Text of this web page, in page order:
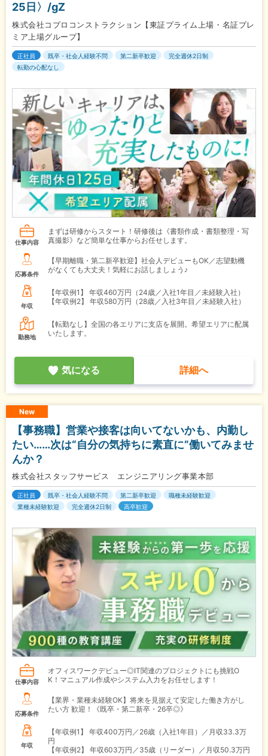
25日〉/gZ
株式会社コプロコンストラクション【東証プライム上場・名証プレ
ミア上場グループ】
正社員 既卒・社会人経験不問 第二新卒歓迎
完全週休2日制
転勤の心配なし
仕事内容
まずは研修からスタート！研修後は《書類作成・書類整理・写
真撮影》など簡単な仕事からお任せします。
応募条件
【早期離職・第二新卒歓迎】社会人デビューもOK／志望動機
がなくても大丈夫！気軽にお話しましょう♪
年収
【年収例1】
年収460万円（24歳／入社1年目／未経験入社）
【年収例2】
年収580万円（28歳／入社3年目／未経験入社）
勤務地
【転勤なし】全国の各エリアに支店を展開。希望エリアに配属
いたします。
気になる 詳細へ
New
【事務職】営業や接客は向いてないかも、内勤し
たい……次は“自分の気持ちに素直に”働いてみませ
んか？
株式会社スタッフサービス エンジニアリング事業本部
正社員 既卒・社会人経験不問 第二新卒歓迎
職種未経験歓迎
業種未経験歓迎
完全週休2日制 高卒歓迎
仕事内容
オフィスワークデビュー◎IT関連のプロジェクトにも挑戦O
K！マニュアル作成やシステム入力をお任せします！
応募条件
【業界・業種未経験OK】将来を見据えて安定した働き方がし
たい方 歓迎！《既卒・第二新卒・26卒◎》
年収
【年収例1】
年収400万円／26歳（入社1年目）／月収33.3万
円
【年収例2】
年収603万円／35歳（リーダー）／月収50.3万円